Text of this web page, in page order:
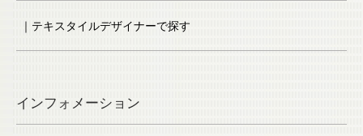
｜テキスタイルデザイナーで探す
インフォメーション